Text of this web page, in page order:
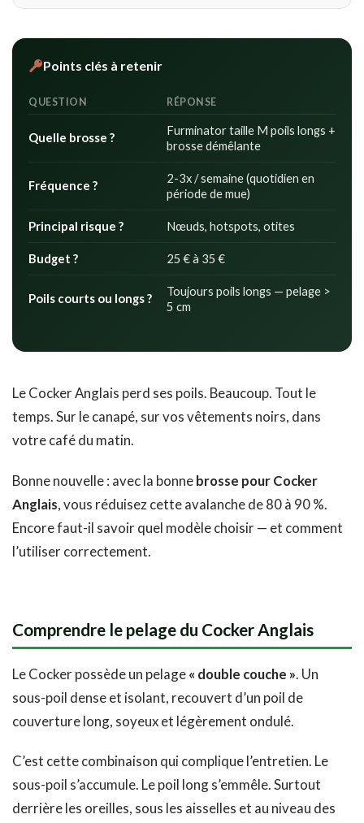
Points clés à retenir
QUESTION RÉPONSE
Quelle brosse ?
Furminator taille M poils longs +
brosse démêlante
Fréquence ?
2-3x / semaine (quotidien en
période de mue)
Principal risque ? Nœuds, hotspots, otites
Budget ? 25 € à 35 €
Poils courts ou longs ?
Toujours poils longs — pelage >
5 cm
Le Cocker Anglais perd ses poils. Beaucoup. Tout le
temps. Sur le canapé, sur vos vêtements noirs, dans
votre café du matin.
Bonne nouvelle : avec la bonnebrosse pour Cocker
Anglais, vous réduisez cette avalanche de 80 à 90 %.
Encore faut-il savoir quel modèle choisir — et comment
l’utiliser correctement.
Comprendre le pelage du Cocker Anglais
Le Cocker possède un pelage« double couche ». Un
sous-poil dense et isolant, recouvert d’un poil de
couverture long, soyeux et légèrement ondulé.
C’est cette combinaison qui complique l’entretien. Le
sous-poil s’accumule. Le poil long s’emmêle. Surtout
derrière les oreilles, sous les aisselles et au niveau des